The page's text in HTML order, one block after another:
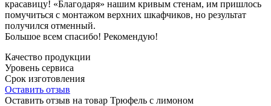
красавицу! «Благодаря» нашим кривым стенам, им пришлось
помучиться с монтажом верхних шкафчиков, но результат
получился отменный.
Большое всем спасибо! Рекомендую!
Качество продукции
Уровень сервиса
Срок изготовления
Оставить отзыв
Оставить отзыв на товар Трюфель с лимоном